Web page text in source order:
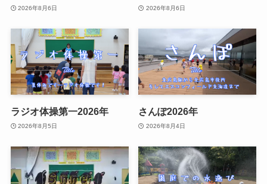
2026年8月6日 2026年8月6日
ラジオ体操第一2026年
2026年8月5日
さんぽ2026年
2026年8月4日